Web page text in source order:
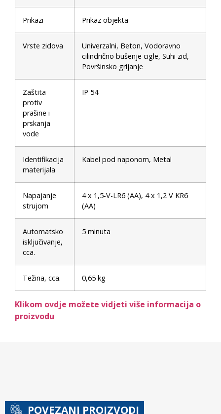
Prikazi Prikaz objekta
Vrste zidova
Univerzalni, Beton, Vodoravno
cilindrično bušenje cigle, Suhi zid,
Površinsko grijanje
Zaštita
protiv
prašine i
prskanja
vode
IP 54
Identifikacija
materijala
Kabel pod naponom, Metal
Napajanje
strujom
4 x 1,5-V-LR6 (AA), 4 x 1,2 V KR6
(AA)
Automatsko
isključivanje,
cca.
5 minuta
Težina, cca. 0,65 kg
Klikom ovdje možete vidjeti više informacija o
proizvodu
POVEZANI PROIZVODI